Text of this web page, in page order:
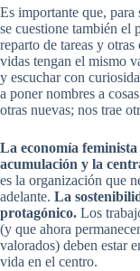
Es importante que,
se cuestione también el
reparto de tareas y otras
vidas tengan el mismo
y escuchar con
a poner nombres a
otras nuevas; nos trae
La economía
acumulación y la
es la organización que
adelante. La
protagónico. Los
(y que ahora
valorados) deben estar
vida en el centro.